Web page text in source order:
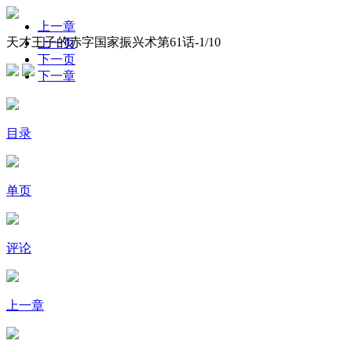
天才王子的赤字国家振兴术第61话-1/10
上一章
上一页
下一页
下一章
目录
单页
评论
上一章